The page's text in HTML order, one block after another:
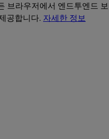
브라우저에서 엔드투엔드 보
공합니다. 자세한 정보